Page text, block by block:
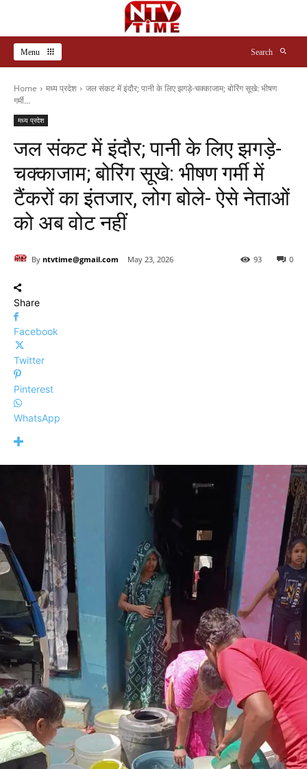
Menu Search
Home मध्य प्रदेश
जल संकट में इंदौर; पानी के लिए झगड़े-चक्काजाम; बोरिंग सूखे: भीषण
गर्मी...
मध्य प्रदेश
जल संकट में इंदौर; पानी के लिए झगड़े-
चक्काजाम; बोरिंग सूखे: भीषण गर्मी में
टैंकरों का इंतजार, लोग बोले- ऐसे नेताओं
को अब वोट नहीं
By ntvtime@gmail.com May 23, 2026 0
93
Share
Facebook
Twitter
Pinterest
WhatsApp